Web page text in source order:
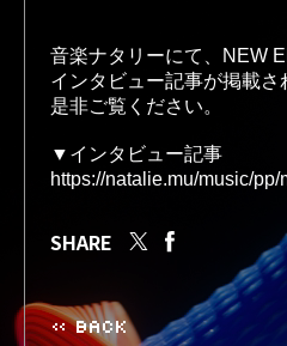
NEWS
音楽ナタリーにて、NEW
インタビュー記事が掲載さ
是非ご覧ください。
▼インタビュー記事
https://natalie.mu/music/pp/
SHARE
« BACK